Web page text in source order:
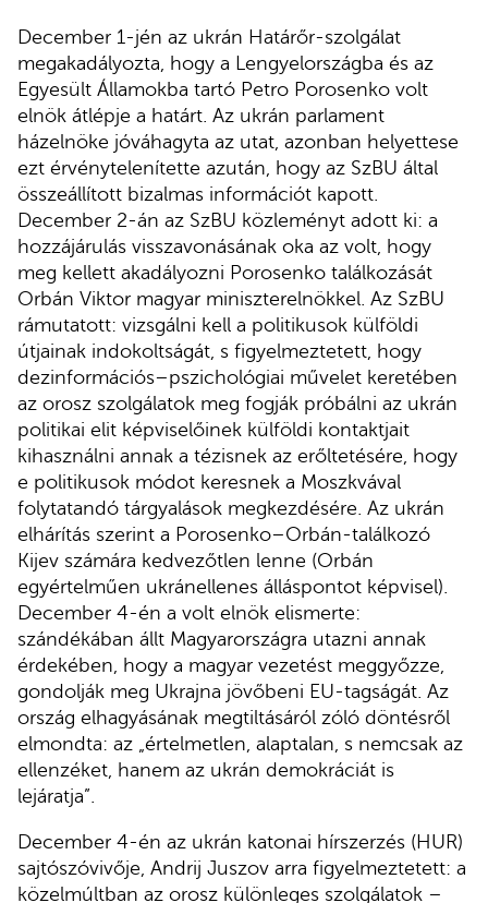
December 1-jén az ukrán Határőr-szolgálat
megakadályozta, hogy a Lengyelországba és az
Egyesült Államokba tartó Petro Porosenko volt
elnök átlépje a határt. Az ukrán parlament
házelnöke jóváhagyta az utat, azonban helyettese
ezt érvénytelenítette azután, hogy az SzBU által
összeállított bizalmas információt kapott.
December 2-án az SzBU közleményt adott ki: a
hozzájárulás visszavonásának oka az volt, hogy
meg kellett akadályozni Porosenko találkozását
Orbán Viktor magyar miniszterelnökkel. Az SzBU
rámutatott: vizsgálni kell a politikusok külföldi
útjainak indokoltságát, s figyelmeztetett, hogy
dezinformációs–pszichológiai művelet keretében
az orosz szolgálatok meg fogják próbálni az ukrán
politikai elit képviselőinek külföldi kontaktjait
kihasználni annak a tézisnek az erőltetésére, hogy
e politikusok módot keresnek a Moszkvával
folytatandó tárgyalások megkezdésére. Az ukrán
elhárítás szerint a Porosenko–Orbán-találkozó
Kijev számára kedvezőtlen lenne (Orbán
egyértelműen ukránellenes álláspontot képvisel).
December 4-én a volt elnök elismerte:
szándékában állt Magyarországra utazni annak
érdekében, hogy a magyar vezetést meggyőzze,
gondolják meg Ukrajna jövőbeni EU-tagságát. Az
ország elhagyásának megtiltásáról zóló döntésről
elmondta: az „értelmetlen, alaptalan, s nemcsak az
ellenzéket, hanem az ukrán demokráciát is
lejáratja”.
December 4-én az ukrán katonai hírszerzés (HUR)
sajtószóvivője, Andrij Juszov arra figyelmeztetett: a
közelmúltban az orosz különleges szolgálatok –